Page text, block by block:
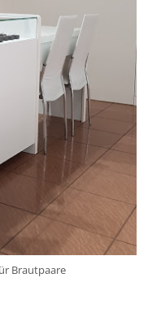
Brautpaare